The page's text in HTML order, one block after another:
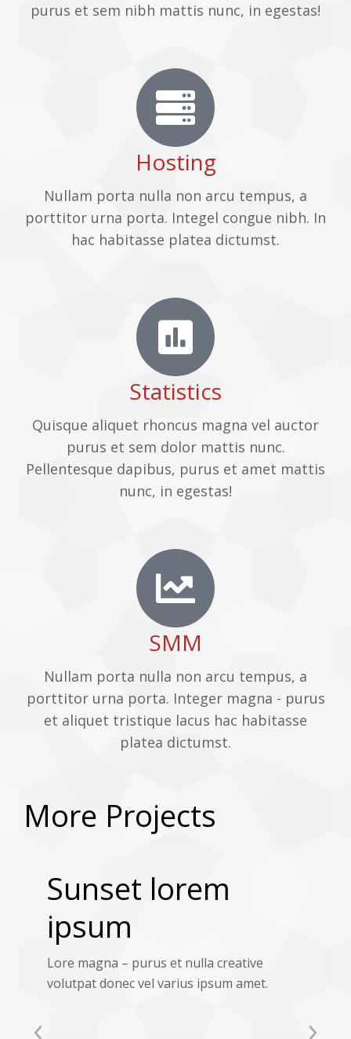
purus et sem nibh mattis nunc, in egestas!
Hosting
Nullam porta nulla non arcu tempus, a
porttitor urna porta. Integel congue nibh. In
hac habitasse platea dictumst.
Statistics
Quisque aliquet rhoncus magna vel auctor
purus et sem dolor mattis nunc.
Pellentesque dapibus, purus et amet mattis
nunc, in egestas!
SMM
Nullam porta nulla non arcu tempus, a
porttitor urna porta. Integer magna - purus
et aliquet tristique lacus hac habitasse
platea dictumst.
More Projects
Sunset lorem
ipsum
Lore magna – purus et nulla creative
volutpat donec vel varius ipsum amet.